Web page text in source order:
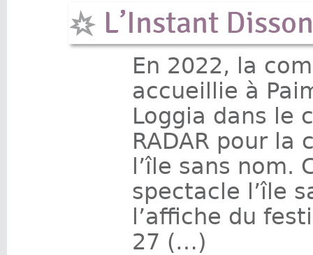
L’Instant
En 2022, la
accueillie à
Loggia dans le
RADAR pour la
l’île sans nom.
spectacle l’île
l’affiche du
27 (…)